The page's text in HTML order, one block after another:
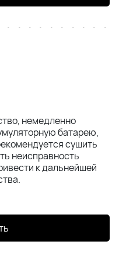
немедленно
батарею,
сушить
неисправность
к дальнейшей